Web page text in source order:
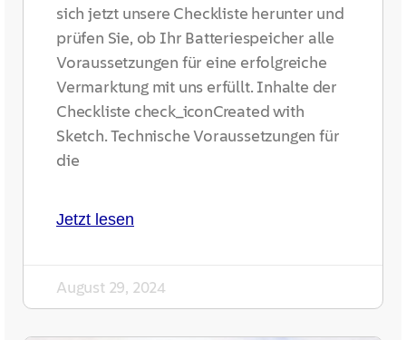
sich jetzt unsere Checkliste herunter und
prüfen Sie, ob Ihr Batteriespeicher alle
Voraussetzungen für eine erfolgreiche
Vermarktung mit uns erfüllt. Inhalte der
Checkliste check_iconCreated with
Sketch. Technische Voraussetzungen für
die
Jetzt lesen
August 29, 2024